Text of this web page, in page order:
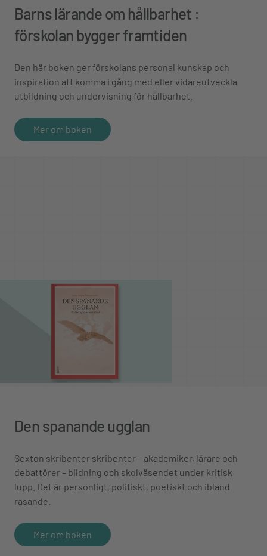
Barns lärande om hållbarhet :
förskolan bygger framtiden
Den här boken ger förskolans personal kunskap och
inspiration att komma i gång med eller vidareutveckla
utbildning och undervisning för hållbarhet.
Mer om boken
Den spanande ugglan
Sexton skribenter skribenter – akademiker, lärare och
debattörer – bildning och skolväsendet under kritisk
lupp. Det är personligt, politiskt, poetiskt och ibland
rasande.
Mer om boken